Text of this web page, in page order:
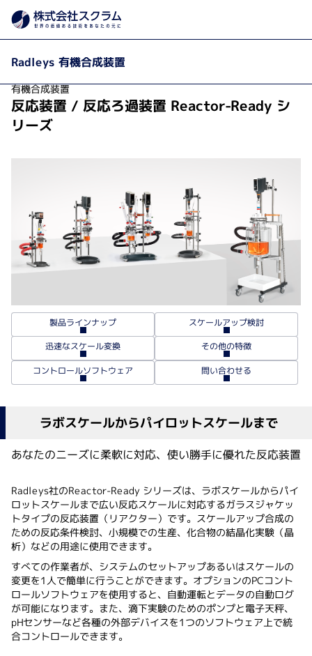
反応装置 / 反応ろ過装置 Reactor-Ready シ
リーズ
有機合成装置
製品ラインナップ スケールアップ検討
迅速なスケール変換 その他の特徴
コントロールソフトウェア 問い合わせる
ラボスケールからパイロットスケールまで
あなたのニーズに柔軟に対応、使い勝手に優れた反応装置
Radleys社のReactor-Ready シリーズは、ラボスケールからパイ
ロットスケールまで広い反応スケールに対応するガラスジャケッ
トタイプの反応装置（リアクター）です。スケールアップ合成の
ための反応条件検討、小規模での生産、化合物の結晶化実験（晶
析）などの用途に使用できます。
すべての作業者が、システムのセットアップあるいはスケールの
変更を1人で簡単に行うことができます。オプションのPCコント
ロールソフトウェアを使用すると、自動運転とデータの自動ログ
が可能になります。また、滴下実験のためのポンプと電子天秤、
pHセンサーなど各種の外部デバイスを1つのソフトウェア上で統
合コントロールできます。
Radleys 有機合成装置